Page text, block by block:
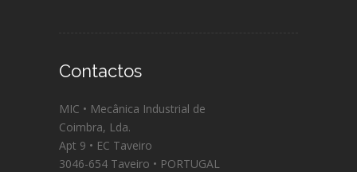
Contactos
MIC • Mecânica Industrial de
Coimbra, Lda.
Apt 9 • EC Taveiro
3046-654 Taveiro • PORTUGAL